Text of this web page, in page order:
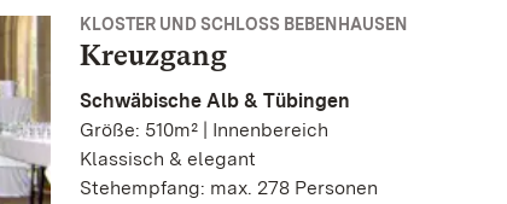
KLOSTER UND SCHLOSS BEBENHAUSEN
Kreuzgang
Schwäbische Alb & Tübingen
Größe: 510m² | Innenbereich
Klassisch & elegant
Stehempfang: max. 278 Personen